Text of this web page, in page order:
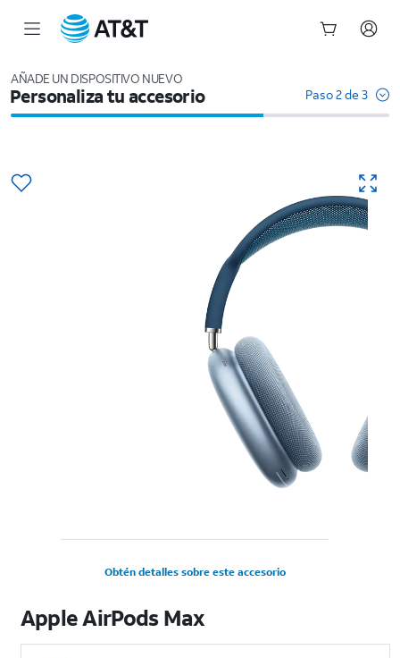
AÑADE UN DISPOSITIVO NUEVO
Personaliza tu accesorio Paso 2 de 3
Obtén detalles sobre este accesorio
Apple AirPods Max